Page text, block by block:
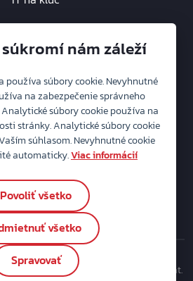
O spoločnosti
Aktuality
Kariéra
2
osobných údajov
Politika IMS
Súbory cookie
cookie
s r.o. - Váš pevný bod vo svete dát.
nám záleží
používa súbory cookie. Nevyhnutné
na zabezpečenie správneho
súbory cookie používa na
stránky. Analytické súbory cookie
súhlasom. Nevyhnutné cookie
automaticky.Viac informácií
Povoliť všetko
všetko
Spravovať